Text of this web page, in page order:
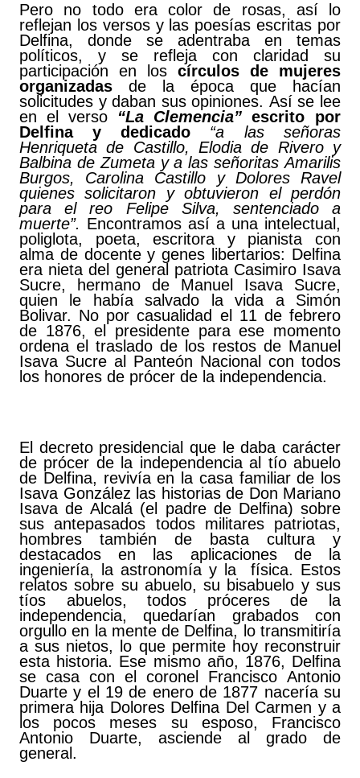
Pero no todo era color de rosas, así lo
reflejan los versos y las poesías escritas por
Delfina, donde se adentraba en temas
políticos, y se refleja con claridad su
participación en los círculos de mujeres
organizadas de la época que hacían
solicitudes y daban sus opiniones. Así se lee
en el verso “La Clemencia” escrito por
Delfina y
dedicado
“a las señoras
Henriqueta de Castillo, Elodia de Rivero y
Balbina de Zumeta y a las señoritas Amarilis
Burgos, Carolina Castillo y Dolores Ravel
quienes solicitaron y obtuvieron el perdón
para el reo Felipe Silva, sentenciado a
muerte”. Encontramos así a una intelectual,
poliglota, poeta, escritora y pianista con
alma de docente y genes libertarios: Delfina
era nieta del general patriota Casimiro Isava
Sucre, hermano de Manuel Isava Sucre,
quien le había salvado la vida a Simón
Bolivar. No por casualidad el 11 de febrero
de 1876, el presidente para ese momento
ordena el traslado de los restos de Manuel
Isava Sucre al Panteón Nacional con todos
los honores de prócer de la independencia.
El decreto presidencial que le daba carácter
de prócer de la independencia al tío abuelo
de Delfina, revivía en la casa familiar de los
Isava González las historias de Don Mariano
Isava de Alcalá (el padre de Delfina) sobre
sus antepasados todos militares patriotas,
hombres también de basta cultura y
destacados en las aplicaciones de la
ingeniería, la astronomía y la física. Estos
relatos sobre su abuelo, su bisabuelo y sus
tíos abuelos, todos próceres de la
independencia, quedarían grabados con
orgullo en la mente de Delfina, lo transmitiría
a sus nietos, lo que permite hoy reconstruir
esta historia. Ese mismo año, 1876, Delfina
se casa con el coronel Francisco Antonio
Duarte y el 19 de enero de 1877 nacería su
primera hija Dolores Delfina Del Carmen y a
los pocos meses su esposo, Francisco
Antonio Duarte, asciende al grado de
general.